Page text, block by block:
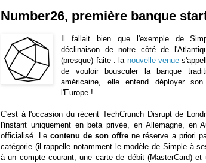
Number26, première banque
Il fallait bien que l'exemple de
déclinaison de notre côté de
(presque) faite : la nouvelle venue
de vouloir bousculer la banque
américaine, elle entend déployer
l'Europe !
C'est à l'occasion du récent TechCrunch Disrupt de
l'instant uniquement en beta privée, en Allemagne, en
officialisé. Lecontenu de son offre ne réserve a priori
catégorie (il rappelle notamment le modèle de Simple à
à un compte courant, une carte de débit (MasterCard) et